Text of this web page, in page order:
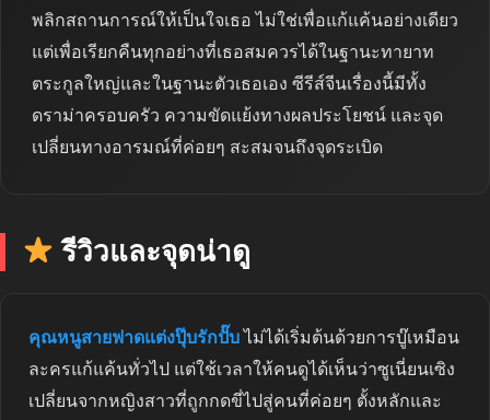
พลิกสถานการณ์ให้เป็นใจเธอ ไม่ใช่เพื่อแก้แค้นอย่างเดียว
แต่เพื่อเรียกคืนทุกอย่างที่เธอสมควรได้ในฐานะทายาท
ตระกูลใหญ่และในฐานะตัวเธอเอง ซีรีส์จีนเรื่องนี้มีทั้ง
ดราม่าครอบครัว ความขัดแย้งทางผลประโยชน์ และจุด
เปลี่ยนทางอารมณ์ที่ค่อยๆ สะสมจนถึงจุดระเบิด
รีวิวและจุดน่าดู
คุณหนูสายฟาดแต่งปุ๊บรักปั๊บไม่ได้เริ่มต้นด้วยการบู๊เหมือน
ละครแก้แค้นทั่วไป แต่ใช้เวลาให้คนดูได้เห็นว่าซูเนี่ยนเซิง
เปลี่ยนจากหญิงสาวที่ถูกกดขี่ไปสู่คนที่ค่อยๆ ตั้งหลักและ